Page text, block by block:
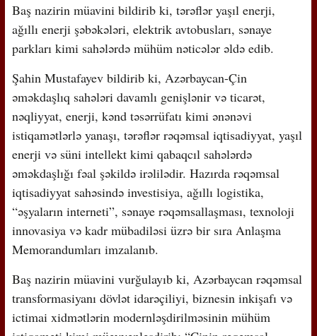
Baş nazirin müavini bildirib ki, tərəflər yaşıl enerji,
ağıllı enerji şəbəkələri, elektrik avtobusları, sənaye
parkları kimi sahələrdə mühüm nəticələr əldə edib.
Şahin Mustafayev bildirib ki, Azərbaycan-Çin
əməkdaşlıq sahələri davamlı genişlənir və ticarət,
nəqliyyat, enerji, kənd təsərrüfatı kimi ənənəvi
istiqamətlərlə yanaşı, tərəflər rəqəmsal iqtisadiyyat, yaşıl
enerji və süni intellekt kimi qabaqcıl sahələrdə
əməkdaşlığı fəal şəkildə irəlilədir. Hazırda rəqəmsal
iqtisadiyyat sahəsində investisiya, ağıllı logistika,
“əşyaların interneti”, sənaye rəqəmsallaşması, texnoloji
innovasiya və kadr mübadiləsi üzrə bir sıra Anlaşma
Memorandumları imzalanıb.
Baş nazirin müavini vurğulayıb ki, Azərbaycan rəqəmsal
transformasiyanı dövlət idarəçiliyi, biznesin inkişafı və
ictimai xidmətlərin modernləşdirilməsinin mühüm